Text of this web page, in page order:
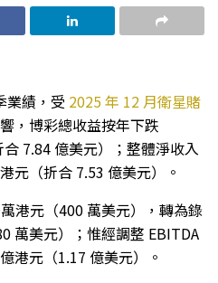
業績，受 2025 年 12 月衛星賭
，博彩總收益按年下跌
7.84 億美元）；整體淨收入
元（折合 7.53 億美元）。
港元（400 萬美元），轉為錄
萬美元）；惟經調整 EBITDA
港元（1.17 億美元）。